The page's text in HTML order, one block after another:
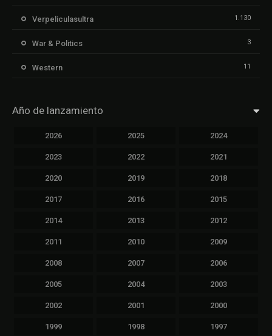
Verpeliculasultra 1.130
War & Politics 3
Western 11
Año de lanzamiento
2026 2025 2024
2023 2022 2021
2020 2019 2018
2017 2016 2015
2014 2013 2012
2011 2010 2009
2008 2007 2006
2005 2004 2003
2002 2001 2000
1999 1998 1997